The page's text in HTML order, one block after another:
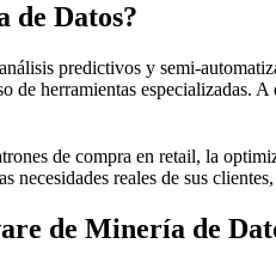
de Datos?
predictivos y semi-
de herramientas especializadas.
de compra en retail, la
necesidades reales de sus
de Minería de